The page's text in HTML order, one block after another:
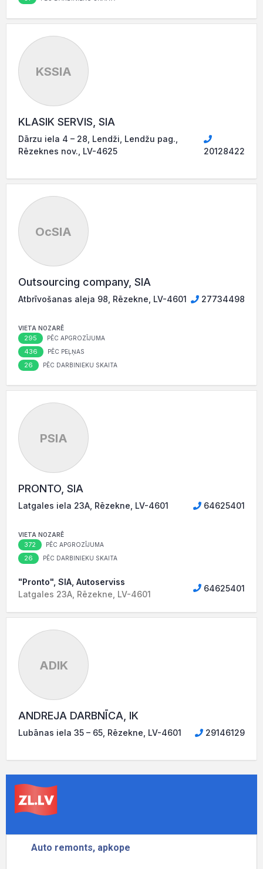
KSSIA
KLASIK SERVIS, SIA
Dārzu iela 4 – 28, Lendži, Lendžu pag.,
Rēzeknes nov., LV-4625
20128422
OcSIA
Outsourcing company, SIA
Atbrīvošanas aleja 98, Rēzekne, LV-4601 27734498
VIETA NOZARĒ
295 PĒC APGROZĪJUMA
436 PĒC PEĻŅAS
26 PĒC DARBINIEKU SKAITA
PSIA
PRONTO, SIA
Latgales iela 23A, Rēzekne, LV-4601 64625401
VIETA NOZARĒ
372 PĒC APGROZĪJUMA
26 PĒC DARBINIEKU SKAITA
"Pronto", SIA, Autoserviss
Latgales 23A, Rēzekne, LV-4601
64625401
ADIK
ANDREJA DARBNĪCA, IK
Lubānas iela 35 – 65, Rēzekne, LV-4601 29146129